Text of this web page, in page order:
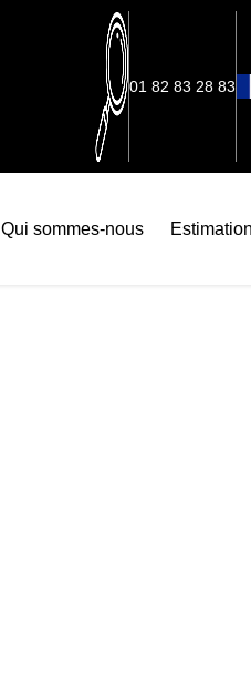
01 82 83 28 83
Qui sommes-nous